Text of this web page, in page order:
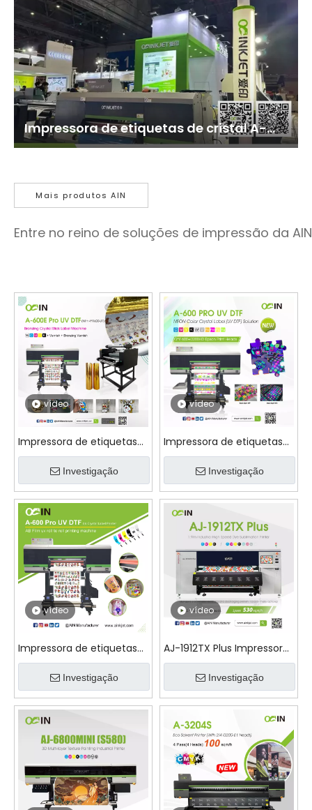
Impressora de etiquetas de cristal A-
600 PRO UV DTF
Mais produtos AIN
Entre no reino de soluções de impressão da AIN
vídeo
Impressora de etiquetas
em bastão de cristal
bronzeador A-600E Pro UV
DTF
Investigação
vídeo
Impressora de etiquetas
de cristal AINKJET A-600
PRO UV DTF neon colorida
Investigação
vídeo
Impressora de etiquetas
de cristal UV AINKJET A-
600 Pro UV DTFInvestigação
vídeo
AJ-1912TX Plus Impressora
industrial de sublimação
de tinta de alta
velocidade
Investigação